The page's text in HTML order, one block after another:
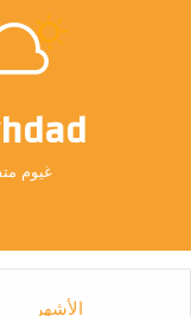
غيوم
الأشهر